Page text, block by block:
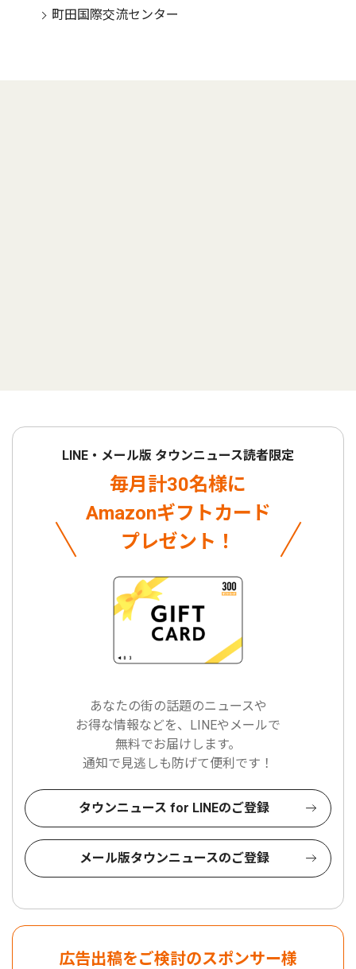
町田国際交流センター
LINE・メール版 タウンニュース読者限定
毎月計30名様に
Amazonギフトカード
プレゼント！
あなたの街の話題のニュースや
お得な情報などを、LINEやメールで
無料でお届けします。
通知で見逃しも防げて便利です！
タウンニュース for LINEのご登録
メール版タウンニュースのご登録
広告出稿をご検討のスポンサー様